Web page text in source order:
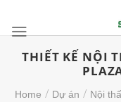
content
THIẾT KẾ NỘI
Home / Dự án / Nội